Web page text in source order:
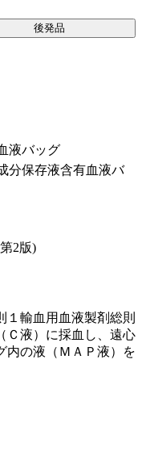
後発品
液バッグ
分保存液含有血液バ
2版)
輸血用血液製剤総則
Ｃ液）に採血し、遠心
内の液（ＭＡＰ液）を